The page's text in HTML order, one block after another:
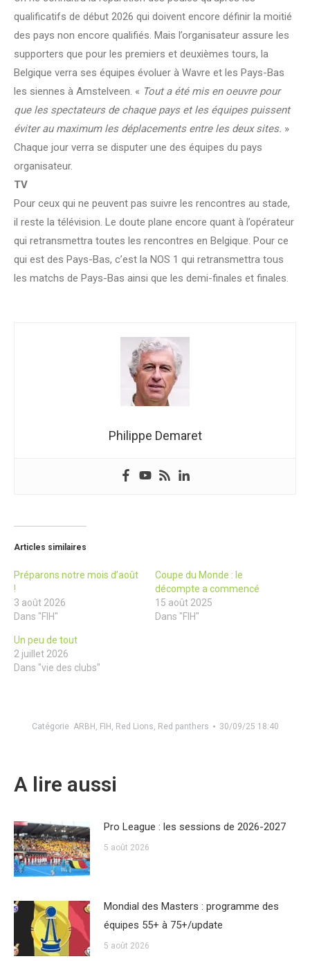
qualificatifs de début 2026 qui doivent encore définir la moitié
des pays non encore qualifiés. Mais l’organisateur assure les
supporters que pour les premiers et deuxièmes tours, la
Belgique verra ses équipes évoluer à Wavre et les Pays-Bas
les siennes à Amstelveen. « Tout a été mis en oeuvre pour
que les spectateurs de chaque pays et les équipes puissent
éviter au maximum les déplacements entre les deux sites. »
Chaque jour verra se disputer une des équipes du pays
organisateur.
TV
Pour ceux qui ne peuvent pas suivre les rencontres au stade,
il reste la télévision. Le doute plane encore quant à l’opérateur
qui retransmettra toutes les rencontres en Belgique. Pour ce
qui est des Pays-Bas, c’est la NOS 1 qui retransmettra tous
les matchs de Pays-Bas ainsi que les demi-finales et finales.
Philippe Demaret
Articles similaires
Préparons notre mois d’août
!
3 août 2026
Dans "FIH"
Coupe du Monde : le
décompte a commencé
15 août 2025
Dans "FIH"
Un peu de tout
2 juillet 2026
Dans "vie des clubs"
Catégorie ARBH FIH Red Lions Red panthers 30/09/25 18:40
A lire aussi
Pro League : les sessions de 2026-2027
5 août 2026
Mondial des Masters : programme des
équipes 55+ à 75+/update
5 août 2026